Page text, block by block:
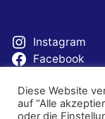
Instagram
Facebook
Diese Website
auf “Alle
oder die